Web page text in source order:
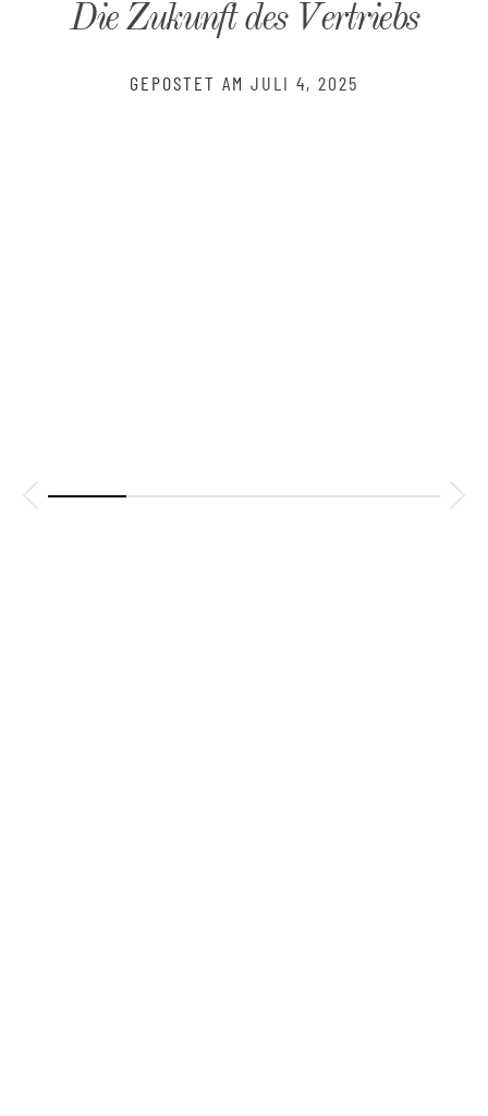
Die Zukunft des Vertriebs
GEPOSTET AM JULI 4, 2025